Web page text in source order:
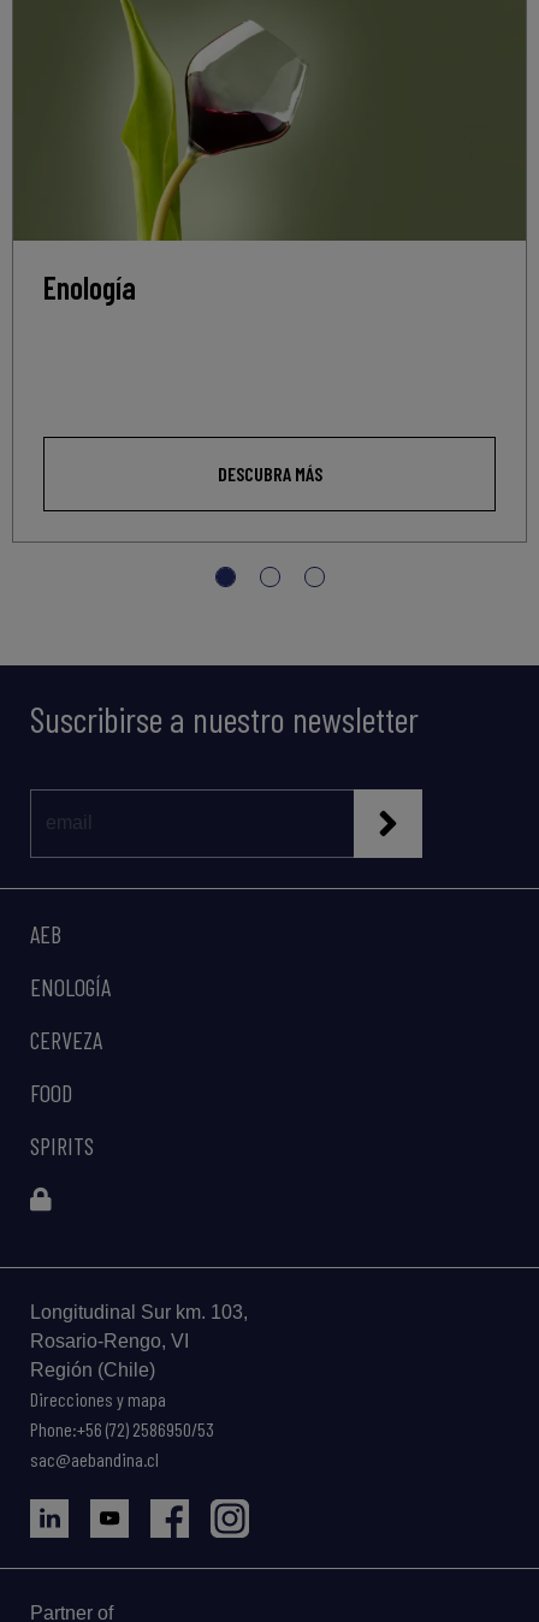
Enología
DESCUBRA MÁS
Suscribirse a nuestro newsletter
AEB
ENOLOGÍA
CERVEZA
FOOD
SPIRITS
Longitudinal Sur km. 103,
Rosario-Rengo, VI
Región (Chile)
Direcciones y mapa
Phone:+56 (72) 2586950/53
sac@aebandina.cl
Partner of